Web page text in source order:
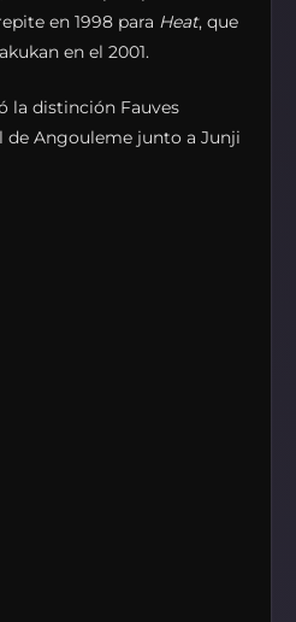
en 1998 para Heat, que
en el 2001.
la distinción Fauves
de Angouleme junto a Junji